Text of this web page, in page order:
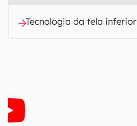
Tecnologia da tela inferior